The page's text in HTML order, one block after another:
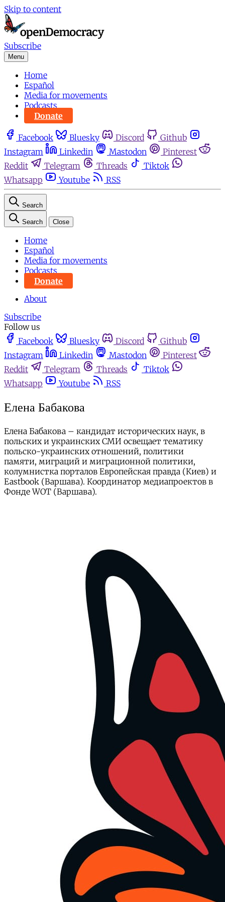
Skip to content
Subscribe
Menu
Home
Español
Media for movements
Podcasts
Donate
Facebook Bluesky Discord
Github
Instagram
Linkedin Mastodon
Pinterest
Reddit
Telegram Threads
Tiktok
Whatsapp
Youtube RSS
Search
Search Close
Home
Español
Media for movements
Podcasts
Donate
About
Subscribe
Follow us
Facebook
Bluesky Discord
Github
Instagram
Linkedin Mastodon
Pinterest
Reddit
Telegram Threads
Tiktok
Whatsapp
Youtube RSS
Елена Бабакова
Елена Бабакова – кандидат исторических наук, в
польских и украинских СМИ освещает тематику
польско-украинских отношений, политики
памяти, миграций и миграционной политики,
колумнистка порталов Европейская правда (Киев) и
Eastbook (Варшава). Координатор медиапроектов в
Фонде WOT (Варшава).